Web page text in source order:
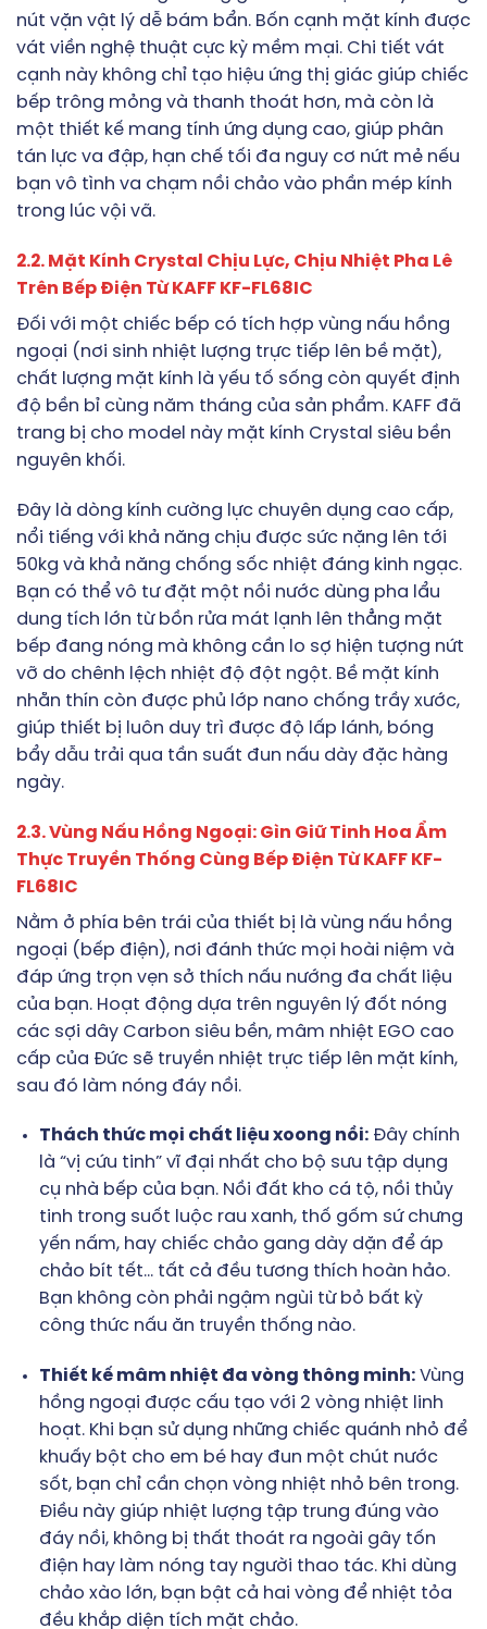
nút vặn vật lý dễ bám bẩn. Bốn cạnh mặt kính được
vát viền nghệ thuật cực kỳ mềm mại. Chi tiết vát
cạnh này không chỉ tạo hiệu ứng thị giác giúp chiếc
bếp trông mỏng và thanh thoát hơn, mà còn là
một thiết kế mang tính ứng dụng cao, giúp phân
tán lực va đập, hạn chế tối đa nguy cơ nứt mẻ nếu
bạn vô tình va chạm nồi chảo vào phần mép kính
trong lúc vội vã.
2.2. Mặt Kính Crystal Chịu Lực, Chịu Nhiệt Pha Lê
Trên Bếp Điện Từ KAFF KF-FL68IC
Đối với một chiếc bếp có tích hợp vùng nấu hồng
ngoại (nơi sinh nhiệt lượng trực tiếp lên bề mặt),
chất lượng mặt kính là yếu tố sống còn quyết định
độ bền bỉ cùng năm tháng của sản phẩm. KAFF đã
trang bị cho model này mặt kính Crystal siêu bền
nguyên khối.
Đây là dòng kính cường lực chuyên dụng cao cấp,
nổi tiếng với khả năng chịu được sức nặng lên tới
50kg và khả năng chống sốc nhiệt đáng kinh ngạc.
Bạn có thể vô tư đặt một nồi nước dùng pha lẩu
dung tích lớn từ bồn rửa mát lạnh lên thẳng mặt
bếp đang nóng mà không cần lo sợ hiện tượng nứt
vỡ do chênh lệch nhiệt độ đột ngột. Bề mặt kính
nhẵn thín còn được phủ lớp nano chống trầy xước,
giúp thiết bị luôn duy trì được độ lấp lánh, bóng
bẩy dẫu trải qua tần suất đun nấu dày đặc hàng
ngày.
2.3. Vùng Nấu Hồng Ngoại: Gìn Giữ Tinh Hoa Ẩm
Thực Truyền Thống Cùng Bếp Điện Từ KAFF KF-
FL68IC
Nằm ở phía bên trái của thiết bị là vùng nấu hồng
ngoại (bếp điện), nơi đánh thức mọi hoài niệm và
đáp ứng trọn vẹn sở thích nấu nướng đa chất liệu
của bạn. Hoạt động dựa trên nguyên lý đốt nóng
các sợi dây Carbon siêu bền, mâm nhiệt EGO cao
cấp của Đức sẽ truyền nhiệt trực tiếp lên mặt kính,
sau đó làm nóng đáy nồi.
Thách thức mọi chất liệu xoong nồi:Đây chính
là “vị cứu tinh” vĩ đại nhất cho bộ sưu tập dụng
cụ nhà bếp của bạn. Nồi đất kho cá tộ, nồi thủy
tinh trong suốt luộc rau xanh, thố gốm sứ chưng
yến nấm, hay chiếc chảo gang dày dặn để áp
chảo bít tết… tất cả đều tương thích hoàn hảo.
Bạn không còn phải ngậm ngùi từ bỏ bất kỳ
công thức nấu ăn truyền thống nào.
Thiết kế mâm nhiệt đa vòng thông minh:Vùng
hồng ngoại được cấu tạo với 2 vòng nhiệt linh
hoạt. Khi bạn sử dụng những chiếc quánh nhỏ để
khuấy bột cho em bé hay đun một chút nước
sốt, bạn chỉ cần chọn vòng nhiệt nhỏ bên trong.
Điều này giúp nhiệt lượng tập trung đúng vào
đáy nồi, không bị thất thoát ra ngoài gây tốn
điện hay làm nóng tay người thao tác. Khi dùng
chảo xào lớn, bạn bật cả hai vòng để nhiệt tỏa
đều khắp diện tích mặt chảo.